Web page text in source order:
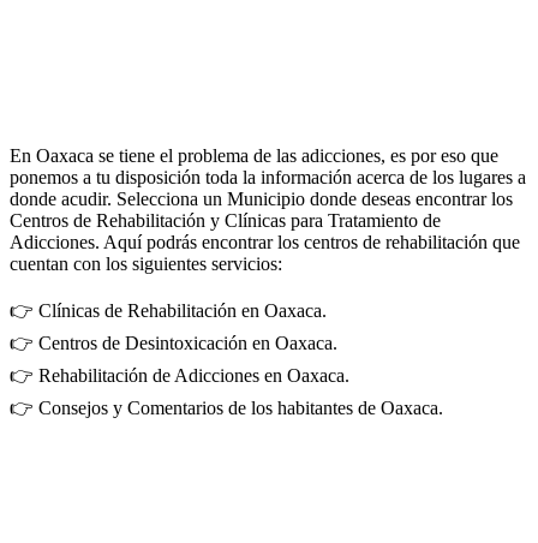
En Oaxaca se tiene el problema de las adicciones, es por eso que
ponemos a tu disposición toda la información acerca de los lugares a
donde acudir. Selecciona un Municipio donde deseas encontrar los
Centros de Rehabilitación y Clínicas para Tratamiento de
Adicciones. Aquí podrás encontrar los centros de rehabilitación que
cuentan con los siguientes servicios:
👉 Clínicas de Rehabilitación en Oaxaca.
👉 Centros de Desintoxicación en Oaxaca.
👉 Rehabilitación de Adicciones en Oaxaca.
👉 Consejos y Comentarios de los habitantes de Oaxaca.